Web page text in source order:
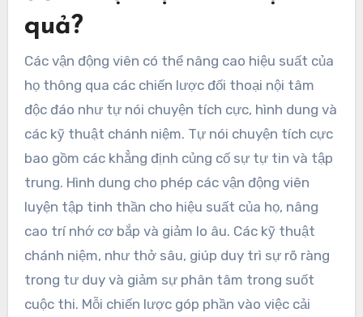
quả?
Các vận động viên có thể nâng cao hiệu suất của
họ thông qua các chiến lược đối thoại nội tâm
độc đáo như tự nói chuyện tích cực, hình dung và
các kỹ thuật chánh niệm. Tự nói chuyện tích cực
bao gồm các khẳng định củng cố sự tự tin và tập
trung. Hình dung cho phép các vận động viên
luyện tập tinh thần cho hiệu suất của họ, nâng
cao trí nhớ cơ bắp và giảm lo âu. Các kỹ thuật
chánh niệm, như thở sâu, giúp duy trì sự rõ ràng
trong tư duy và giảm sự phân tâm trong suốt
cuộc thi. Mỗi chiến lược góp phần vào việc cải